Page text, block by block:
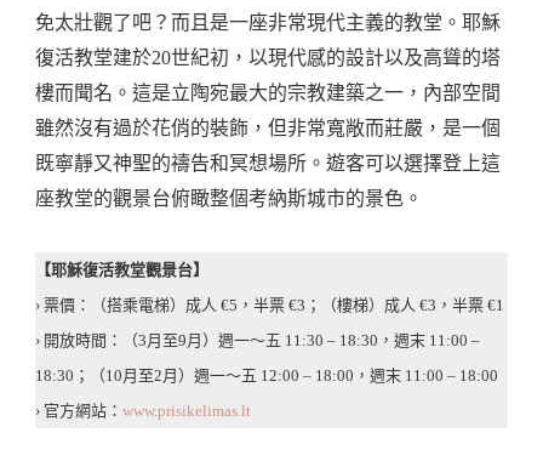
免太壯觀了吧？而且是一座非常現代主義的教堂。耶穌
復活教堂建於20世紀初，以現代感的設計以及高聳的塔
樓而聞名。這是立陶宛最大的宗教建築之一，內部空間
雖然沒有過於花俏的裝飾，但非常寬敞而莊嚴，是一個
既寧靜又神聖的禱告和冥想場所。遊客可以選擇登上這
座教堂的觀景台俯瞰整個考納斯城市的景色。
【耶穌復活教堂觀景台】
› 票價：（搭乘電梯）成人 €5，半票 €3；（樓梯）成人 €3，半票 €1
› 開放時間：（3月至9月）週一～五 11:30 – 18:30，週末 11:00 –
18:30；（10月至2月）週一～五 12:00 – 18:00，週末 11:00 – 18:00
› 官方網站： www.prisikelimas.lt